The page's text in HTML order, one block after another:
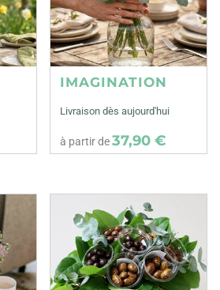
IMAGINATION
Livraison dès aujourd'hui
à partir de37,90 €